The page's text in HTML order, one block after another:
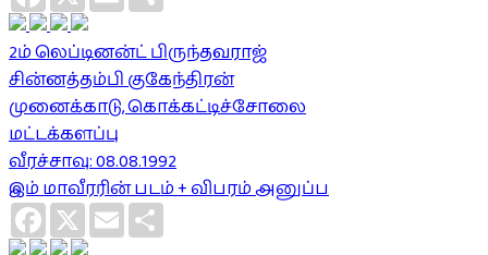
2ம் லெப்டினன்ட் பிருந்தவராஜ்
சின்னத்தம்பி குகேந்திரன்
முனைக்காடு, கொக்கட்டிச்சோலை
மட்டக்களப்பு
வீரச்சாவு: 08.08.1992
இம் மாவீரரின் படம் + விபரம் அனுப்ப
Facebook
X Email